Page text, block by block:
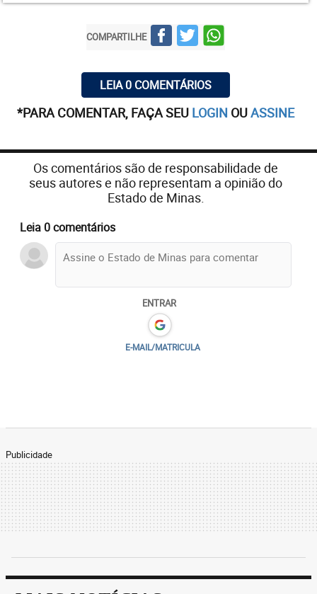
06:00 - 11/02/2023
07:36 - 28/01/2023
Os sete prazeres capitais
Aprendi com ele coisas importantes nessa vida.
Degustar os prazeres da carne foi uma delas. O
cara preparava uma picanha inesquecível: - cortar
em postas de 2 dedos, levá-la à brasa por 2
minutos de cada lado, salgar, 5 gotas de molho
inglês e assar 5 minutos de cada lado e pronto.
Claro, churrasqueira no talo!
COMPARTILHE
LEIA 0 COMENTÁRIOS
*PARA COMENTAR, FAÇA SEU LOGIN OUASSINE
Os comentários são de responsabilidade de
seus autores e não representam a opinião do
Estado de Minas.
Leia 0 comentários
ENTRAR
E-MAIL/MATRICULA
Publicidade